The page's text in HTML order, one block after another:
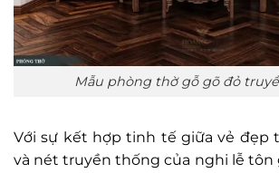
Mẫu phòng thờ gỗ gõ đỏ
Với sự kết hợp tinh tế giữa vẻ đẹp
và nét truyền thống của nghi lễ tôn